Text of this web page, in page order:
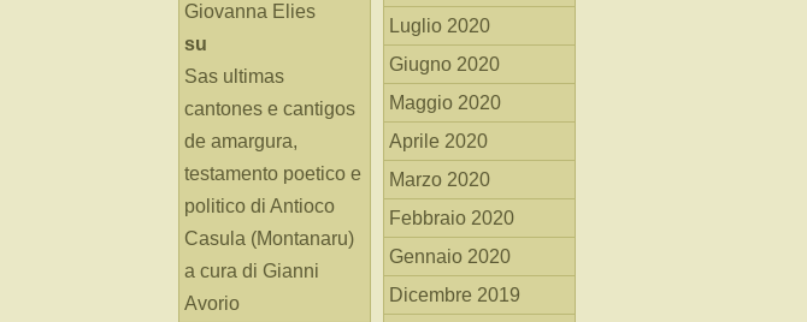
Giovanna Elies
su
Sas ultimas
cantones e cantigos
de amargura,
testamento poetico e
politico di Antioco
Casula (Montanaru)
a cura di Gianni
Avorio
Luglio 2020
Giugno 2020
Maggio 2020
Aprile 2020
Marzo 2020
Febbraio 2020
Gennaio 2020
Dicembre 2019